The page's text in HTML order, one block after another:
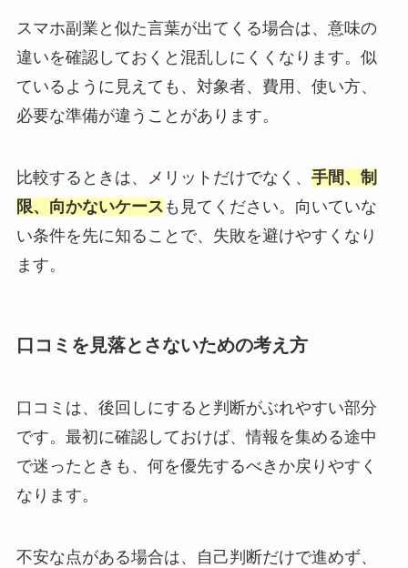
スマホ副業と似た言葉が出てくる場合は、意味の
違いを確認しておくと混乱しにくくなります。似
ているように見えても、対象者、費用、使い方、
必要な準備が違うことがあります。
比較するときは、メリットだけでなく、 手間、制
限、向かないケース も見てください。向いていな
い条件を先に知ることで、失敗を避けやすくなり
ます。
口コミを見落とさないための考え方
口コミは、後回しにすると判断がぶれやすい部分
です。最初に確認しておけば、情報を集める途中
で迷ったときも、何を優先するべきか戻りやすく
なります。
不安な点がある場合は、自己判断だけで進めず、